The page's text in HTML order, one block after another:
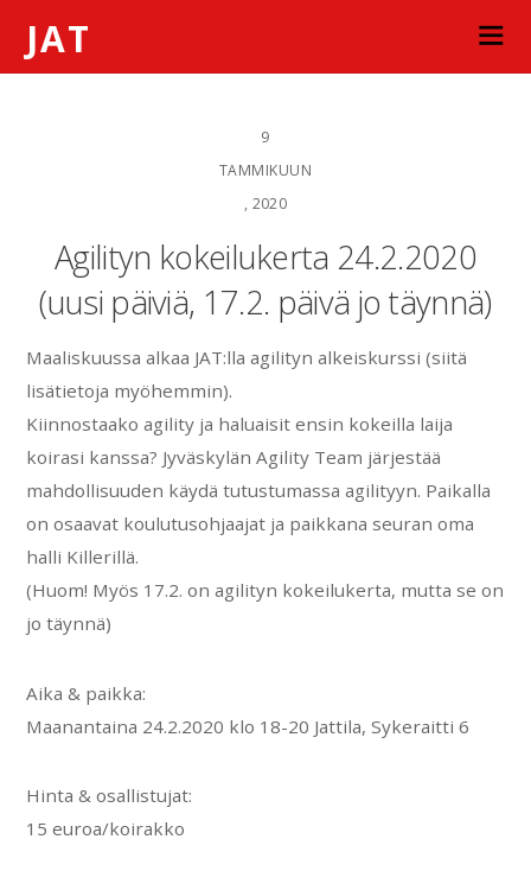
JAT
9
TAMMIKUUN
, 2020
Agilityn kokeilukerta 24.2.2020
(uusi päiviä, 17.2. päivä jo täynnä)
Maaliskuussa alkaa JAT:lla agilityn alkeiskurssi (siitä
lisätietoja myöhemmin).
Kiinnostaako agility ja haluaisit ensin kokeilla laija
koirasi kanssa? Jyväskylän Agility Team järjestää
mahdollisuuden käydä tutustumassa agilityyn. Paikalla
on osaavat koulutusohjaajat ja paikkana seuran oma
halli Killerillä.
(Huom! Myös 17.2. on agilityn kokeilukerta, mutta se on
jo täynnä)
Aika & paikka:
Maanantaina 24.2.2020 klo 18-20 Jattila, Sykeraitti 6
Hinta & osallistujat:
15 euroa/koirakko